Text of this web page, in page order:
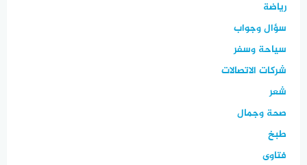
رياضة
سؤال وجواب
سياحة وسفر
شركات الاتصالات
شعر
صحة وجمال
طبخ
فتاوى